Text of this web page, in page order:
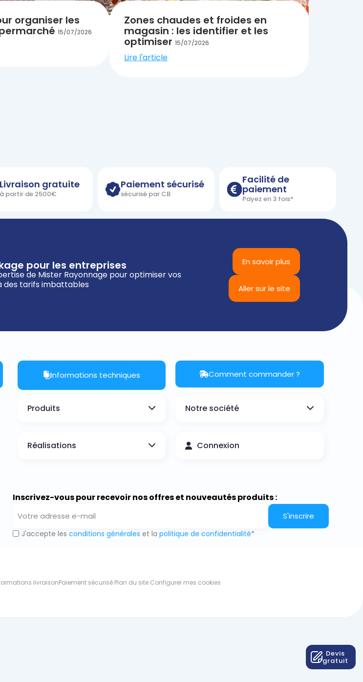
organiser les
15/07/2026
Zones chaudes et froides en
magasin : les identifier et les
optimiser 15/07/2026
Lire l'article
Devis
gratuit
Livraison gratuite
à partir de 2500€
Paiement sécurisé
sécurisé par CB
Facilité de
paiement
Payez en 3 fois*
pour les entreprises
de Mister Rayonnage pour optimiser vos
des tarifs imbattables
En savoir plus
Aller sur le site
Informations techniques Comment commander ?
Produits
Réalisations
Notre société
Connexion
Inscrivez-vous pour recevoir nos offres et nouveautés produits :
S'inscrire
J'accepte les conditions générales et la politique de confidentialité*
livraisonPaiement sécurisé Plan du site Configurer mes cookies